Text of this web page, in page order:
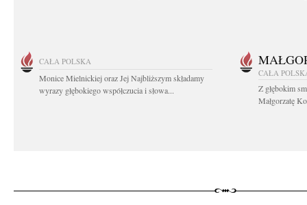
CAŁA POLSKA
Monice Mielnickiej oraz Jej Najbliższym składamy
wyrazy głębokiego współczucia i słowa...
CAŁA
Z głębokim
Małgorzatę